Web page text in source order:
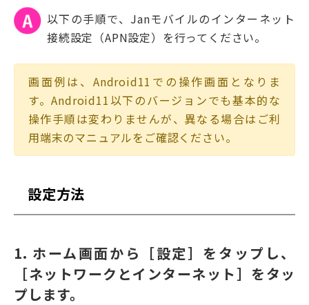
以下の手順で、Janモバイルのインターネット
接続設定（APN設定）を行ってください。
画面例は、Android11での操作画面となりま
す。Android11以下のバージョンでも基本的な
操作手順は変わりませんが、異なる場合はご利
用端末のマニュアルをご確認ください。
設定方法
1. ホーム画面から［設定］をタップし、
［ネットワークとインターネット］をタッ
プします。